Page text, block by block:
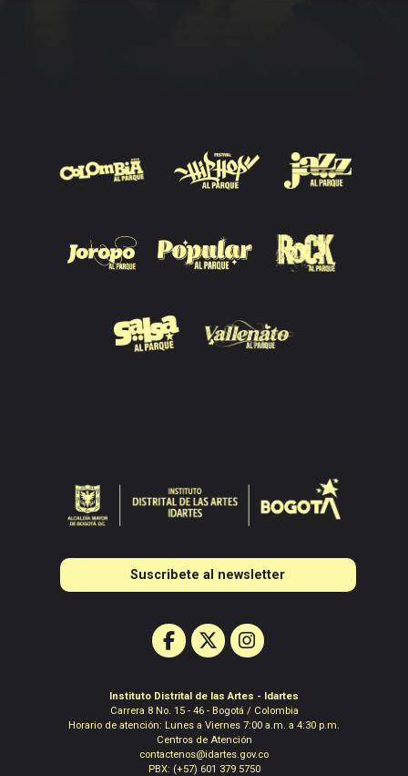
Instituto Distrital de las Artes - Idartes
Carrera 8 No. 15 - 46 - Bogotá / Colombia
Horario de atención: Lunes a Viernes 7:00 a.m. a 4:30 p.m.
Centros de Atención
contactenos@idartes.gov.co
PBX: (+57) 601 379 5750
Suscribete al newsletter